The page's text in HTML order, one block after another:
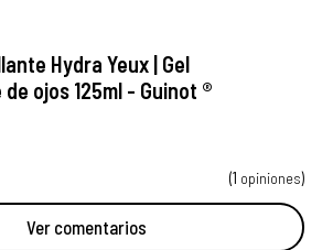
Hydra Yeux | Gel
ojos 125ml - Guinot ®
(1 opiniones)
Ver comentarios